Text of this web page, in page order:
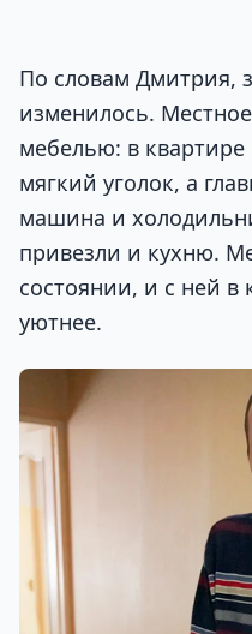
По словам Дмитрия,
изменилось.
мебелью: в квартире
мягкий уголок, а
машина и
привезли и кухню.
состоянии, и с ней в
уютнее.